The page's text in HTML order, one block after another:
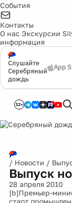
События
Контакты
О нас Экскурсии
информация
Слушайте
Серебряный
дождь
App
12+
/ Новости /
Выпуск
28 апреля 2010
[b]Премьер-